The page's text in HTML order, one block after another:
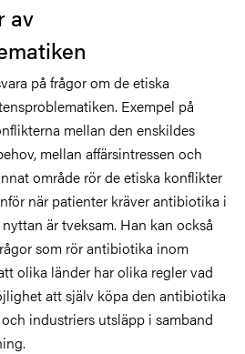
av
på frågor om de etiska
Exempel på
mellan den enskildes
mellan affärsintressen och
område rör de etiska konflikter
när patienter kräver antibiotika i
är tveksam. Han kan också
som rör antibiotika inom
olika länder har olika regler vad
att själv köpa den antibiotika
industriers utsläpp i samband